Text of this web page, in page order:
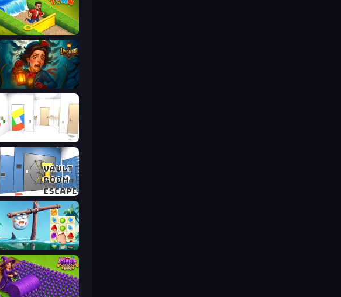
Park Town
Lamplighter: Merge & Magic
Mirror Room Escape
Vault Room Escape
Sugar Heroes